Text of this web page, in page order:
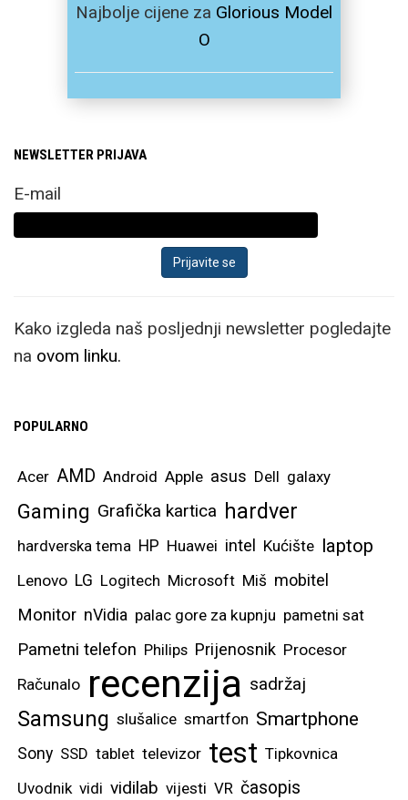
Najbolje cijene za Glorious Model
O
NEWSLETTER PRIJAVA
E-mail
Kako izgleda naš posljednji newsletter pogledajte
na ovom linku.
POPULARNO
Acer AMD Android Apple asus Dell galaxy
Gaming Grafička kartica hardver
hardverska tema HP Huawei intel Kućište laptop
Lenovo LG Logitech Microsoft Miš mobitel
Monitor nVidia palac gore za kupnju pametni sat
Pametni telefon Philips Prijenosnik Procesor
Računalo recenzija sadržaj
Samsung slušalice smartfon Smartphone
Sony SSD tablet televizor test Tipkovnica
Uvodnik vidi vidilab vijesti VR časopis